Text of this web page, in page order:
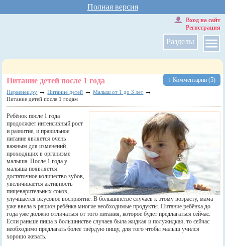
Полная версия
Разделы
Вход на сайт
Регистрация
↓ Комментарии (5)
Питание детей после 1 года
Первенец.ру → Питание детей → Малыш от 1 до 3 лет →
Питание детей после 1 годам
Ребёнок после 1 года
продолжает интенсивный рост
и развитие, и правильное
питание является очень
важным для изменений
проходящих в организме
малыша. После 1 года у
малыша появляется
достаточное количество зубов,
увеличивается активность
пищеварительных соков,
улучшается вкусовое восприятие. В большинстве случаев к этому возрасту, мама
уже ввела в рацион ребёнка многие необходимые продукты. Питание ребёнка до
года уже должно отличаться от того питания, которое будет предлагаться сейчас.
Если раньше пища в большинстве случаев была жидкая и полужидкая, то сейчас
необходимо предлагать более твёрдую пищу, для того чтобы малыш учился
хорошо жевать.